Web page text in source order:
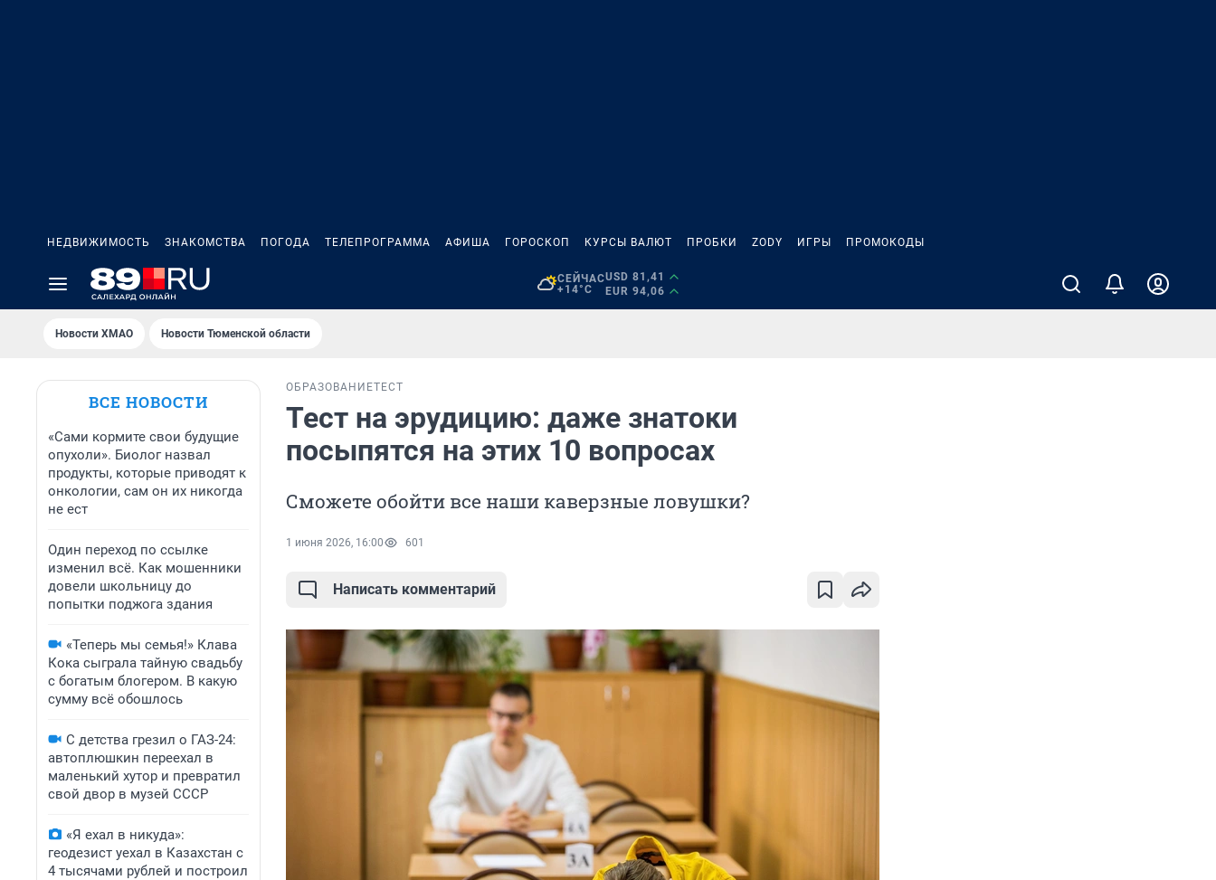
НЕДВИЖИМОСТЬ ЗНАКОМСТВА ПОГОДА ТЕЛЕПРОГРАММА АФИША ГОРОСКОП КУРСЫ ВАЛЮТ ПРОБКИ ZODY ИГРЫ ПРОМОКОДЫ
СЕЙЧАС
+14°C
USD 81,41
EUR 94,06
Новости ХМАО Новости Тюменской области
ВСЕ НОВОСТИ
«Сами кормите свои будущие
опухоли». Биолог назвал
продукты, которые приводят к
онкологии, сам он их никогда
не ест
Один переход по ссылке
изменил всё. Как мошенники
довели школьницу до
попытки поджога здания
«Теперь мы семья!» Клава
Кока сыграла тайную свадьбу
с богатым блогером. В какую
сумму всё обошлось
С детства грезил о ГАЗ-24:
автоплюшкин переехал в
маленький хутор и превратил
свой двор в музей СССР
«Я ехал в никуда»:
геодезист уехал в Казахстан с
4 тысячами рублей и построил
ОБРАЗОВАНИЕТЕСТ
Тест на эрудицию: даже знатоки
посыпятся на этих 10 вопросах
Сможете обойти все наши каверзные ловушки?
1 июня 2026, 16:00 601
Написать комментарий